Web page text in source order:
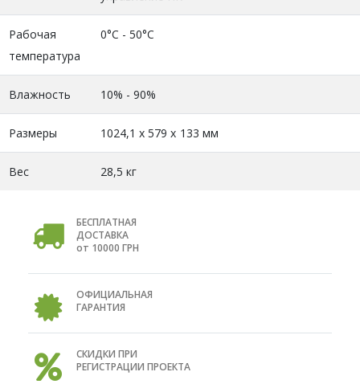
Рабочая
температура
0°C - 50°C
Влажность 10% - 90%
Размеры 1024,1 х 579 х 133 мм
Вес 28,5 кг
БЕСПЛАТНАЯ
ДОСТАВКА
от 10000 ГРН
ОФИЦИАЛЬНАЯ
ГАРАНТИЯ
СКИДКИ ПРИ
РЕГИСТРАЦИИ ПРОЕКТА